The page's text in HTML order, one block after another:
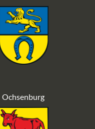
Ochsenburg